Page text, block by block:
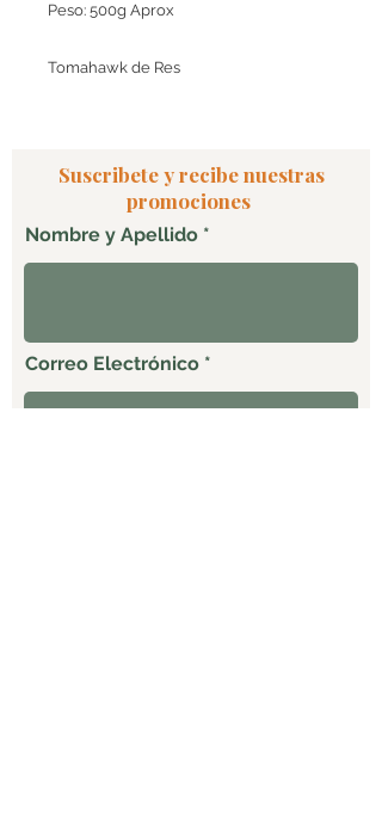
Peso: 500g Aprox
Tomahawk de Res
Suscribete y recibe nuestras
promociones
Nombre y Apellido
Correo Electrónico